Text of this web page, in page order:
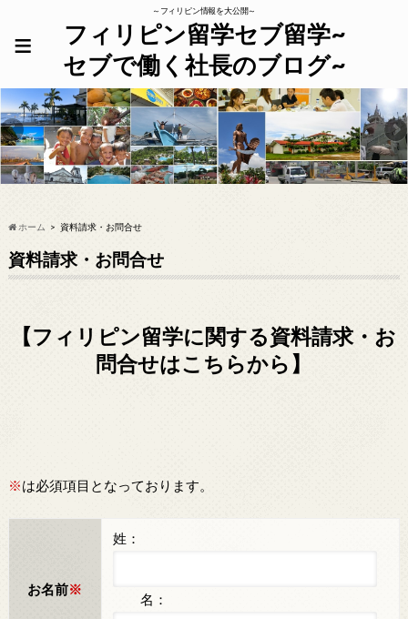
～フィリピン情報を大公開～
フィリピン留学セブ留学~
セブで働く社長のブログ~
≡
ホーム 資料請求・お問合せ
資料請求・お問合せ
【フィリピン留学に関する資料請求・お
問合せはこちらから】
※は必須項目となっております。
お名前※
姓：
名：